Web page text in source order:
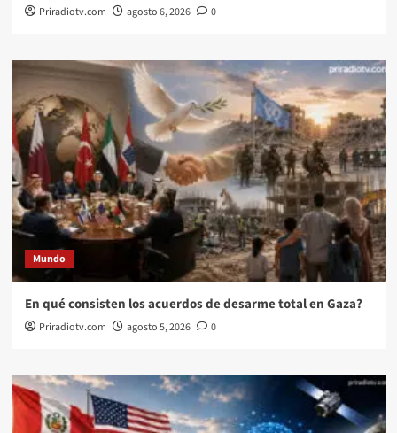
Priradiotv.com agosto 6, 2026 0
Mundo
En qué consisten los acuerdos de desarme total en Gaza?
Priradiotv.com agosto 5, 2026 0